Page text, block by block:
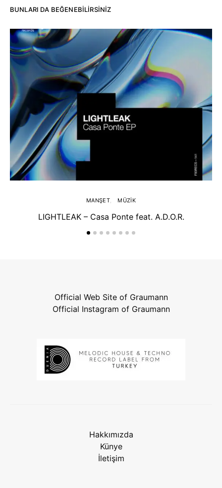
BUNLARI DA BEĞENEBILIRSINIZ
MANŞET MÜZIK
LIGHTLEAK – Casa Ponte feat. A.D.O.R.
Official Web Site of Graumann
Official Instagram of Graumann
Hakkımızda
Künye
İletişim